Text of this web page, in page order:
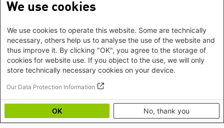
2022 /Berlin
Digital Futures
Szenarien für gerechte und inklusive digitale
Zukünfte
Zeige 1 - 2 von 2 Suchergebnissen
©2026 Heinrich-Böll-Stiftung
menu
Datenschutz
We use cookies
We use cookies to operate this website. Some are technically
necessary, others help us to analyse the use of the website and
thus improve it. By clicking "OK", you agree to the storage of
cookies for website use. If you object to the use, we will only
store technically necessary cookies on your device.
Our Data Protection Information
OK No, thank you